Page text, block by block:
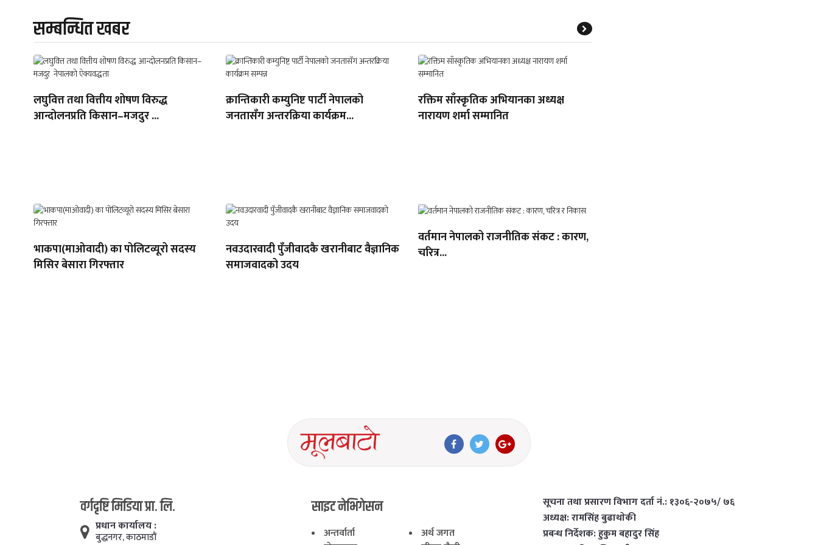
सम्बन्धित खबर
लघुवित्त तथा वित्तीय शोषण विरुद्ध
आन्दोलनप्रति किसान–मजदुर ...
क्रान्तिकारी कम्युनिष्ट पार्टी नेपालको
जनतासँग अन्तरक्रिया कार्यक्रम...
रक्तिम साँस्कृतिक अभियानका अध्यक्ष
नारायण शर्मा सम्मानित
भाकपा(माओवादी) का पोलिटव्यूरो सदस्य
मिसिर बेसारा गिरफ्तार
नवउदारवादी पुँजीवादकै खरानीबाट वैज्ञानिक
समाजवादको उदय
वर्तमान नेपालको राजनीतिक संकट : कारण,
चरित्र...
वर्गदृष्टि मिडिया प्रा. लि.
प्रधान कार्यालय :
बुद्धनगर, काठमाडाैं
साइट नेभिगेसन
अन्तर्वार्ता
अर्थ जगत
सूचना तथा प्रसारण विभाग दर्ता नं.: १३०६-२०७५/ ७६
अध्यक्ष: रामसिंह बुढाथाेकी
प्रबन्ध निर्देशक: हुकुम बहादुर सिंह